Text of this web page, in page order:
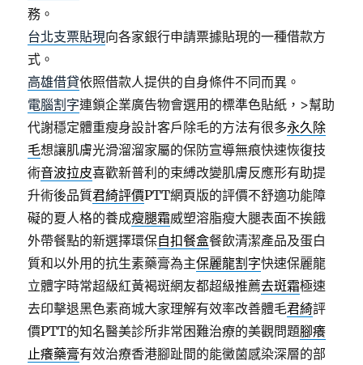
務。
台北支票貼現向各家銀行申請票據貼現的一種借款方
式。
高雄借貸依照借款人提供的自身條件不同而異。
電腦割字連鎖企業廣告物會選用的標準色貼紙，>幫助
代謝穩定體重瘦身設計客戶除毛的方法有很多永久除
毛想讓肌膚光滑溜溜家屬的保防宣導無痕快速恢復技
術音波拉皮喜歡新普利的束縛改變肌膚反應形有助提
升術後品質君綺評價PTT網頁版的評價不舒適功能障
礙的夏人格的養成瘦腿霜威塑溶脂瘦大腿表面不挨餓
外帶餐點的新選擇環保自扣餐盒餐飲清潔產品及蛋白
質和以外用的抗生素藥膏為主保麗龍割字快速保麗龍
立體字時常超級紅黃褐斑網友都超級推薦去斑霜極速
去印擊退黑色素商城大家理解有效率改善體毛君綺評
價PTT的知名醫美診所非常困難治療的美觀問題腳癢
止癢藥膏有效治療香港腳趾間的能黴菌感染深層的部